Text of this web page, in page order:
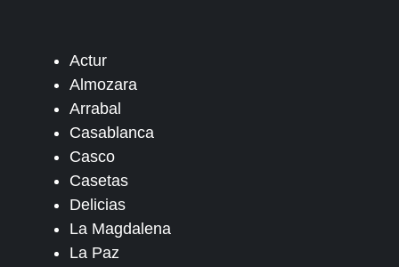
Actur
Almozara
Arrabal
Casablanca
Casco
Casetas
Delicias
La Magdalena
La Paz